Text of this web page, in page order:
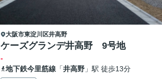
大阪市東淀川区井高野
ケーズグランデ井高野 9号地
-
地下鉄今里筋線「井高野」駅 徒歩13分